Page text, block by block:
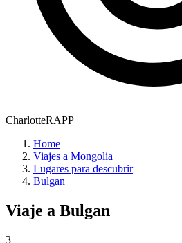
CharlotteRAPP
Home
Viajes a Mongolia
Lugares para descubrir
Bulgan
Viaje a Bulgan
3